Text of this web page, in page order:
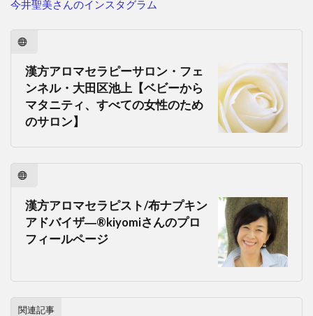
今井聖美さんのインスタグラム
漢方アロマセラピーサロン・フェ
ンネル・大田区池上【ベビーから
マタニティ、すべての女性のため
のサロン】
漢方アロマセラピスト/布ナプキン
アドバイザ―®kiyomiさんのプロ
フィールページ
関連記事